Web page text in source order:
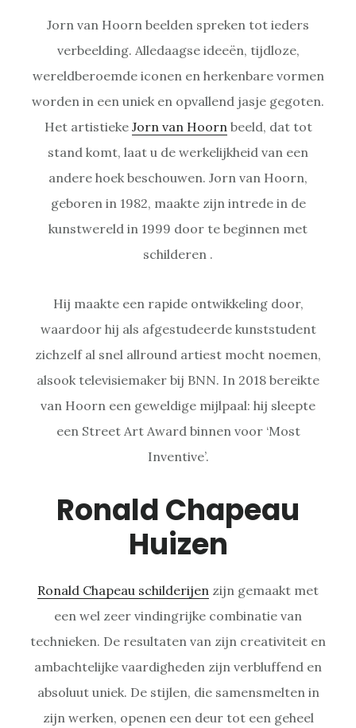
Jorn van Hoorn beelden spreken tot ieders
verbeelding. Alledaagse ideeën, tijdloze,
wereldberoemde iconen en herkenbare vormen
worden in een uniek en opvallend jasje gegoten.
Het artistieke Jorn van Hoorn beeld, dat tot
stand komt, laat u de werkelijkheid van een
andere hoek beschouwen. Jorn van Hoorn,
geboren in 1982, maakte zijn intrede in de
kunstwereld in 1999 door te beginnen met
schilderen .
Hij maakte een rapide ontwikkeling door,
waardoor hij als afgestudeerde kunststudent
zichzelf al snel allround artiest mocht noemen,
alsook televisiemaker bij BNN. In 2018 bereikte
van Hoorn een geweldige mijlpaal: hij sleepte
een Street Art Award binnen voor ‘Most
Inventive’.
Ronald Chapeau
Huizen
Ronald Chapeau schilderijen zijn gemaakt met
een wel zeer vindingrijke combinatie van
technieken. De resultaten van zijn creativiteit en
ambachtelijke vaardigheden zijn verbluffend en
absoluut uniek. De stijlen, die samensmelten in
zijn werken, openen een deur tot een geheel